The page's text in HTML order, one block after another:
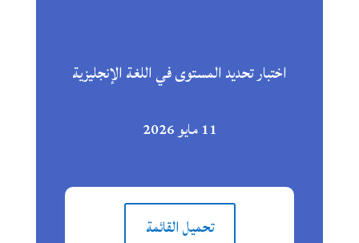
اختبار تحديد المستوى في اللغة الإنجليزية
11 مايو 2026
تحميل القائمة